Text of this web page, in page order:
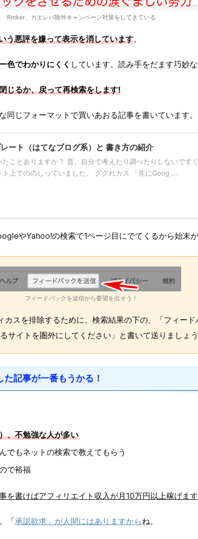
Rinker、カエレバ除外キャンペーン対策をしてきている
う悪評を嫌って表示を消しています。
色でわかりにくく しています。読み手をだます巧妙な
じるか、戻って再検索をします!
じフォーマットで買いあおる記事を書いています。
ート（はてなブログ系）と 書き方の紹介
たことありますか？ 昔、自分で考えたり調べたりしないです
上でののしっていました。 ググれカス 「先にGoog ...
やYahoo!の検索で1ページ目にでてくるから始末が
フィードバックを送信から要望を出そう！
スを排除するために、検索結果の下の、「フィード
サイトを圏外にしてください」と書いて送りましょう
記事が一番もうかる！
、不勉強な人が多い
でもネットの検索で教えてもらう
で裕福
を書けばアフィリエイト収入が月10万円以上稼げます
「承認欲求」が人間にはありますからね。